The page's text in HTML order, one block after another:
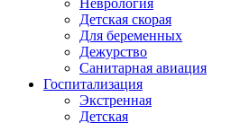
Неврология
Детская скорая
Для беременных
Дежурство
Санитарная авиация
Госпитализация
Экстренная
Детская